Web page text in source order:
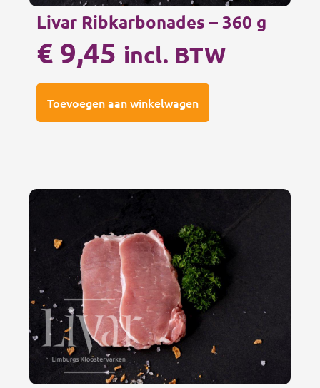
Livar Ribkarbonades – 360 g
€ 9,45 incl. BTW
Toevoegen aan winkelwagen